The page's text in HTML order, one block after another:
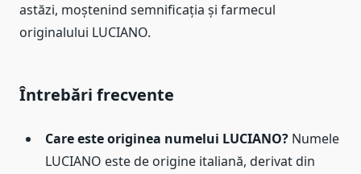
astăzi, moștenind semnificația și farmecul
originalului LUCIANO.
Întrebări frecvente
Care este originea numelui LUCIANO? Numele
LUCIANO este de origine italiană, derivat din